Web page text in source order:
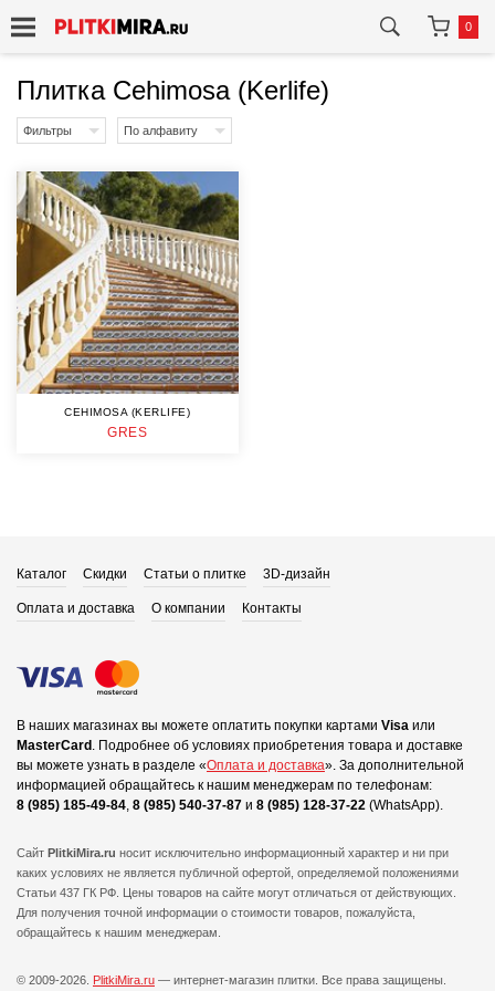
0
Плитка Cehimosa (Kerlife)
Фильтры По алфавиту
CEHIMOSA (KERLIFE)
GRES
Каталог Скидки Статьи о плитке 3D-дизайн
Оплата и доставка О компании Контакты
В наших магазинах вы можете оплатить покупки картами Visa или
MasterCard Подробнее об условиях приобретения товара и доставке
вы можете узнать в разделе «Оплата и доставка». За дополнительной
информацией обращайтесь к нашим менеджерам по телефонам:
8 (985) 185-49-84 8 (985) 540-37-87 и 8 (985) 128-37-22 (WhatsApp).
Сайт PlitkiMira.ru носит исключительно информационный характер и ни при
каких условиях не является публичной офертой, определяемой положениями
Статьи 437 ГК РФ. Цены товаров на сайте могут отличаться от действующих.
Для получения точной информации о стоимости товаров, пожалуйста,
обращайтесь к нашим менеджерам.
© 2009-2026. PlitkiMira.ru — интернет-магазин плитки. Все права защищены.